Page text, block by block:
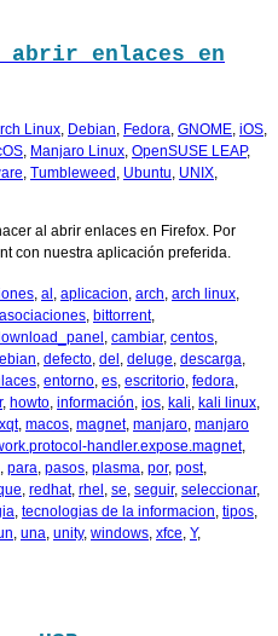
enlaces en
Linux, Debian, Fedora, GNOME, iOS,
, Manjaro Linux, OpenSUSE LEAP,
, Tumbleweed , Ubuntu, UNIX,
al abrir enlaces en Firefox. Por
con nuestra aplicación preferida.
, al , aplicacion, arch, arch linux,
asociaciones, bittorrent,
, cambiar, centos,
, defecto, del , deluge, descarga,
, entorno, es, escritorio, fedora,
, howto, información, ios, kali, kali linux,
lxqt, macos, magnet, manjaro, manjaro
handler.expose.magnet,
, para, pasos, plasma, por, post,
, redhat, rhel , se, seguir, seleccionar,
, tecnologias de la informacion, tipos,
, una, unity, windows, xfce, Y,